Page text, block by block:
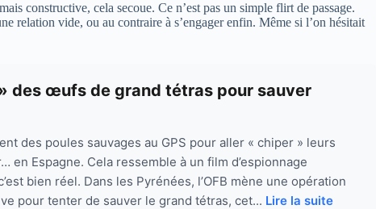
constructive, cela secoue. Ce n’est pas un simple flirt de passage.
relation vide, ou au contraire à s’engager enfin. Même si l’on hésitait
des œufs de grand tétras pour sauver
des poules sauvages au GPS pour aller « chiper » leurs
en Espagne. Cela ressemble à un film d’espionnage
bien réel. Dans les Pyrénées, l’OFB mène une opération
pour tenter de sauver le grand tétras, cet... Lire la suite